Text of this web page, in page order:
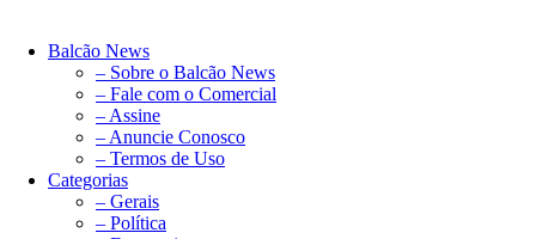
Balcão News
– Sobre o Balcão News
– Fale com o Comercial
– Assine
– Anuncie Conosco
– Termos de Uso
Categorias
– Gerais
– Política